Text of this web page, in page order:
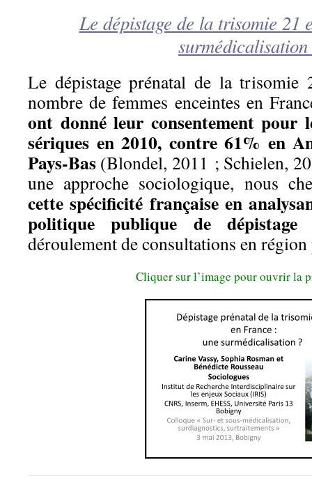
Le dépistage de la trisomie 21
Le dépistage prénatal de la trisomie
nombre de femmes enceintes en
ont donné leur consentement pour
sériques en 2010, contre 61% en
Pays-Bas (Blondel, 2011 ; Schielen,
une approche sociologique, nous
cette spécificité française en
politique publique de dépistage
déroulement de consultations en
Cliquer sur l’image pour ouvrir la